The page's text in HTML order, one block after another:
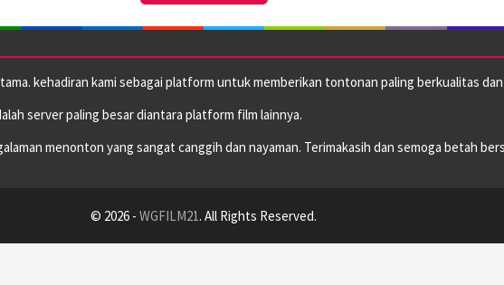
kehadiran kami sebagai platform untuk memberikan tontonan paling berkualitas dan
server paling besar diantara platform film lainnya.
menonton yang sangat canggih dan nayaman. Terimakasih dan semoga betah
© 2026 - WGFILM21. All Rights Reserved.